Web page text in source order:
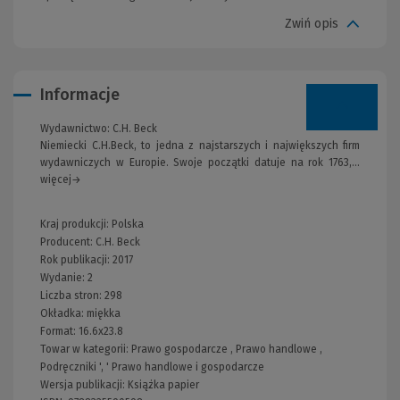
Zwiń opis
Informacje
Wydawnictwo: C.H. Beck
Niemiecki C.H.Beck, to jedna z najstarszych i największych firm
wydawniczych w Europie. Swoje początki datuje na rok 1763,...
więcej→
Kraj produkcji: Polska
Producent: C.H. Beck
Rok publikacji: 2017
Wydanie: 2
Liczba stron: 298
Okładka: miękka
Format: 16.6x23.8
Towar w kategorii: Prawo gospodarcze , Prawo handlowe ,
Podręczniki ', ' Prawo handlowe i gospodarcze
Wersja publikacji: Książka papier